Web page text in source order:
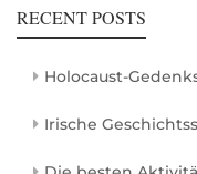
RECENT POSTS
Holocaust-
Irische